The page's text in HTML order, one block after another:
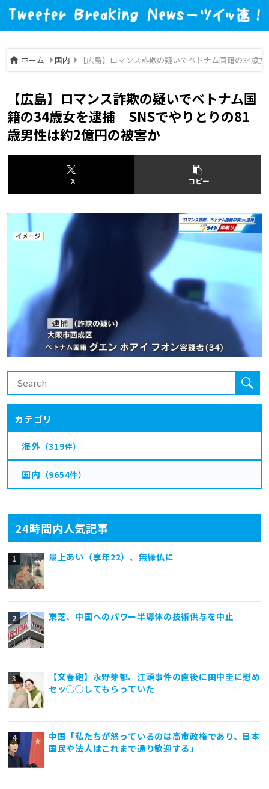
ホーム 国内 【広島】ロマンス詐欺の疑いでベトナム国籍の34
24時間内人気記事
最上あい（享年22）、無縁仏に
東芝、中国へのパワー半導体の技術供与を中止
【文春砲】永野芽郁、江頭事件の直後に田中圭に慰め
セッ◯◯してもらっていた
中国「私たちが怒っているのは高市政権であり、日本
国民や法人はこれまで通り歓迎する」
【広島】ロマンス詐欺の疑いでベトナム国
籍の34歳女を逮捕 SNSでやりとりの81
歳男性は約2億円の被害か
X コピー
カテゴリ
海外 （319件）
国内 （9654件）